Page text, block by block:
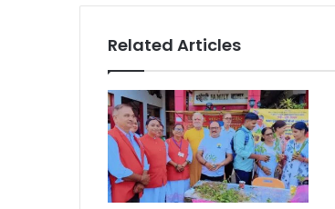
Related Articles